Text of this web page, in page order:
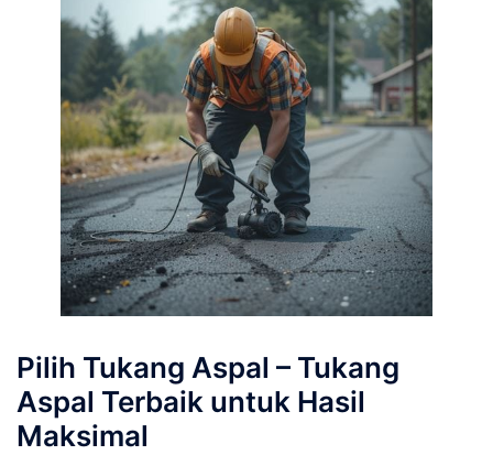
Pilih Tukang Aspal – Tukang
Aspal Terbaik untuk Hasil
Maksimal